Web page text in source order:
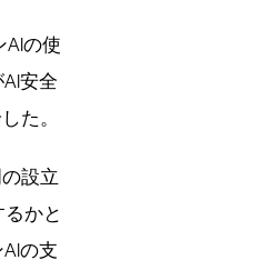
AIの使
安全
た。
設立
かと
の支